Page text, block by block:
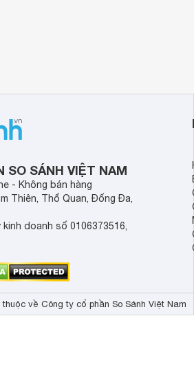
SO SÁNH VIỆT NAM
- Không bán hàng
Thiên, Thổ Quan, Đống Đa,
doanh số 0106373516,
về Công ty cổ phần So Sánh Việt Nam